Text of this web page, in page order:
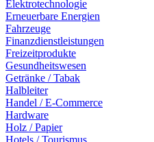
Elektrotechnologie
Erneuerbare Energien
Fahrzeuge
Finanzdienstleistungen
Freizeitprodukte
Gesundheitswesen
Getränke / Tabak
Halbleiter
Handel / E-Commerce
Hardware
Holz / Papier
Hotels / Tourismus